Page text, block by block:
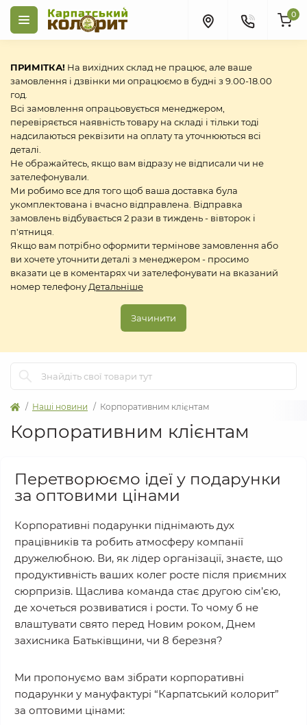
ПРИМІТКА! На вихідних склад не працює, але ваше
замовлення і дзвінки ми опрацюємо в будні з 9.00-18.00
год.
Всі замовлення опрацьовується менеджером,
перевіряється наявність товару на складі і тільки тоді
надсилаються реквізити на оплату та уточнюються всі
деталі.
Не ображайтесь, якщо вам відразу не відписали чи не
зателефонували.
Ми робимо все для того щоб ваша доставка була
укомплектована і вчасно відправлена. Відправка
замовлень відбувається 2 рази в тиждень - вівторок і
п'ятниця.
Якщо вам потрібно оформити термінове замовлення або
ви хочете уточнити деталі з менеджером - просимо
вказати це в коментарях чи зателефонувати на вказаний
номер телефону Детальніше
Зачинити
0
Наші новини Корпоративним клієнтам
Корпоративним клієнтам
Перетворюємо ідеї у подарунки
за оптовими цінами
Корпоративні подарунки піднімають дух
працівників та робить атмосферу компанії
дружелюбною. Ви, як лідер організації, знаєте, що
продуктивність ваших колег росте після приємних
сюрпризів. Щаслива команда стає другою сім’єю,
де хочеться розвиватися і рости. То чому б не
влаштувати свято перед Новим роком, Днем
захисника Батьківщини, чи 8 березня?
Ми пропонуємо вам зібрати корпоративні
подарунки у мануфактурі “Карпатський колорит”
за оптовими цінами: